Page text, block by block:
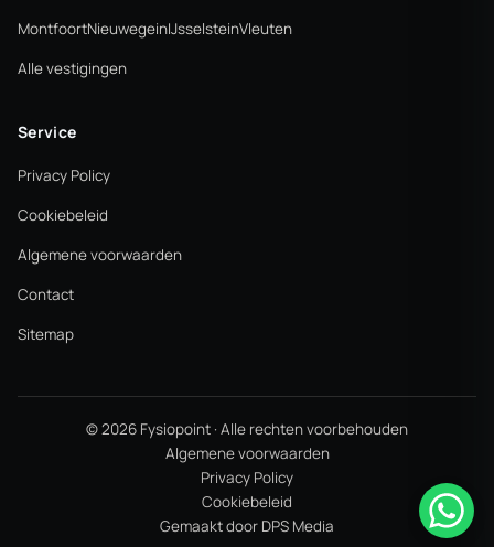
MontfoortNieuwegeinIJsselsteinVleuten
Alle vestigingen
Service
Privacy Policy
Cookiebeleid
Algemene voorwaarden
Contact
Sitemap
© 2026 Fysiopoint · Alle rechten voorbehouden
Algemene voorwaarden
Privacy Policy
Cookiebeleid
Gemaakt door DPS Media